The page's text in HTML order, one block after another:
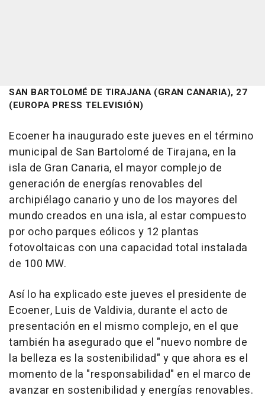
SAN BARTOLOMÉ DE TIRAJANA (GRAN CANARIA), 27
(EUROPA PRESS TELEVISIÓN)
Ecoener ha inaugurado este jueves en el término
municipal de San Bartolomé de Tirajana, en la
isla de Gran Canaria, el mayor complejo de
generación de energías renovables del
archipiélago canario y uno de los mayores del
mundo creados en una isla, al estar compuesto
por ocho parques eólicos y 12 plantas
fotovoltaicas con una capacidad total instalada
de 100 MW.
Así lo ha explicado este jueves el presidente de
Ecoener, Luis de Valdivia, durante el acto de
presentación en el mismo complejo, en el que
también ha asegurado que el "nuevo nombre de
la belleza es la sostenibilidad" y que ahora es el
momento de la "responsabilidad" en el marco de
avanzar en sostenibilidad y energías renovables.